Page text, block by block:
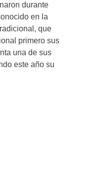
durante
en la
que
primero sus
una de sus
este año su